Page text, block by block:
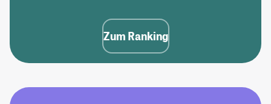
Zum Ranking